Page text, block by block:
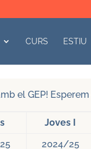
CURS ESTIU
el GEP!
Joves I
2024/25